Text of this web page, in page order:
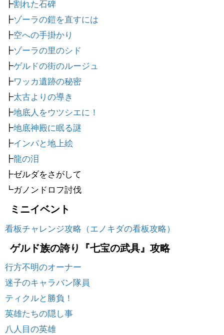
┣割れた石碑
┣ゾーラの鎧を直すには
┣空への手掛かり
┣ゾーラの里のシド
┣ゲルドの街のルージュ
┣ワッカ遺跡の秘密
┣太古よりの導き
┣地底人をウツシエに！
┣地底神殿に眠る謎
┣インパと地上絵
┣龍の泪
┣ゼルダをさがして
┗ガノンドロフ討伐
ミニイベント
看板チャレンジ攻略（エノキダの看板攻略）
ゲルド族の誇り『七宝の武具』攻略
行方不明のオーナー
迷子のキャラバン隊員
ティクルと勝負！
英雄たちの隠し事
八人目の英雄